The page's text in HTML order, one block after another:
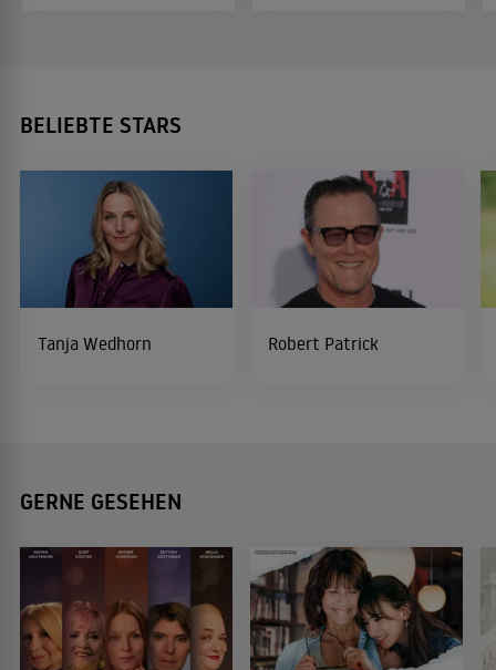
BELIEBTE STARS
Tanja Wedhorn Robert Patrick
GERNE GESEHEN